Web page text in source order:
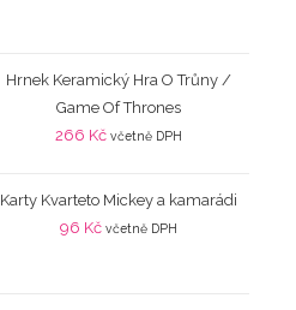
Hrnek Keramický Hra O Trůny /
Game Of Thrones
266 Kč včetně DPH
Karty Kvarteto Mickey a kamarádi
96 Kč včetně DPH